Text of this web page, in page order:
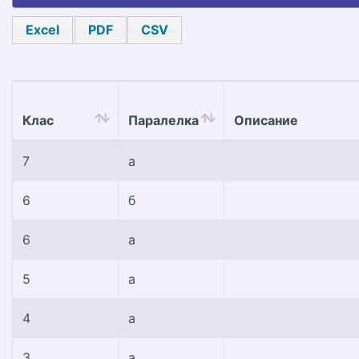
Excel PDF CSV
Клас Паралелка Описание
7 а
6 б
6 а
5 а
4 а